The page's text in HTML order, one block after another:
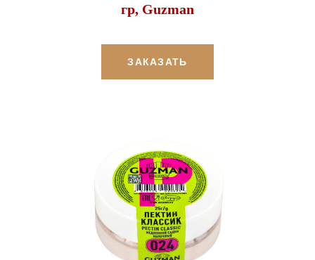
гр, Guzman
ЗАКАЗАТЬ